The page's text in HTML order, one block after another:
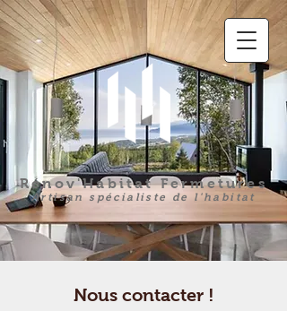
Rénov'Habitat Fermetures
Artisan spécialiste de l'habitat
Nous contacter !